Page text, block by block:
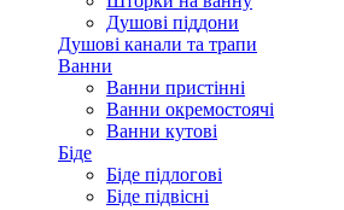
Душові піддони
Душові канали та трапи
Ванни
Ванни пристінні
Ванни окремостоячі
Ванни кутові
Біде
Біде підлогові
Біде підвісні